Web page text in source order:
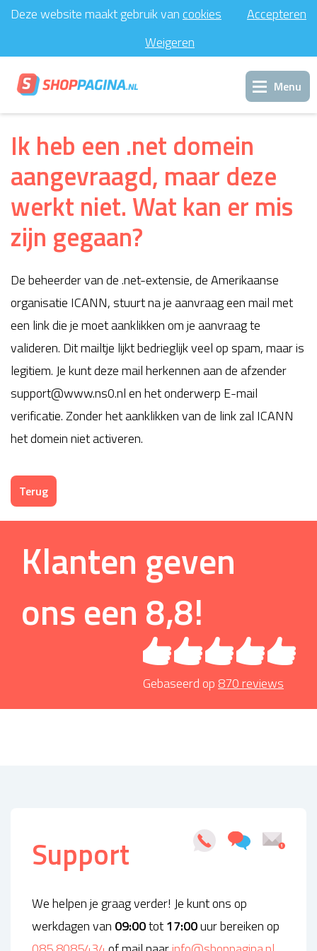
Support
Menu
Ik heb een .net domein
aangevraagd, maar deze
werkt niet. Wat kan er mis
zijn gegaan?
De beheerder van de .net-extensie, de Amerikaanse
organisatie ICANN, stuurt na je aanvraag een mail met
een link die je moet aanklikken om je aanvraag te
valideren. Dit mailtje lijkt bedrieglijk veel op spam, maar is
legitiem. Je kunt deze mail herkennen aan de afzender
support@www.ns0.nl en het onderwerp E-mail
verificatie. Zonder het aanklikken van de link zal ICANN
het domein niet activeren.
Terug
Klanten geven
ons een8,8!
Gebaseerd op 870reviews
Support
We helpen je graag verder! Je kunt ons op
werkdagen van 09:00tot17:00uur bereiken op
Deze website maakt gebruik vancookies
Accepteren
Weigeren